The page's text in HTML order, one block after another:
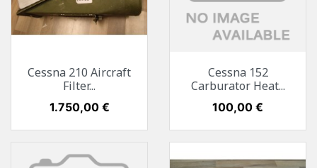
Cessna 210 Aircraft
Filter...
Preis
1.750,00 €
Cessna 152
Carburator Heat...
Preis
100,00 €